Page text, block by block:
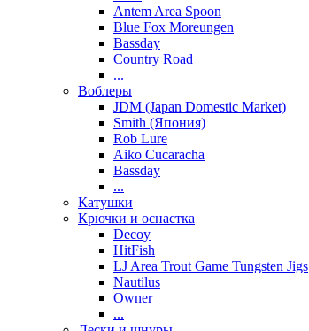
Antem Area Spoon
Blue Fox Moreungen
Bassday
Country Road
...
Воблеры
JDM (Japan Domestic Market)
Smith (Япония)
Rob Lure
Aiko Cucaracha
Bassday
...
Катушки
Крючки и оснастка
Decoy
HitFish
LJ Area Trout Game Tungsten Jigs
Nautilus
Owner
...